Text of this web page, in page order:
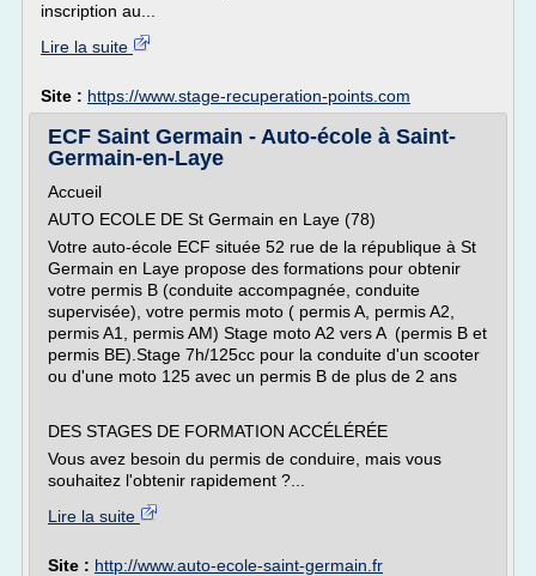
inscription au...
Lire la suite
Site : https://www.stage-recuperation-points.com
ECF Saint Germain - Auto-école à Saint-
Germain-en-Laye
Accueil
AUTO ECOLE DE St Germain en Laye (78)
Votre auto-école ECF située 52 rue de la république à St
Germain en Laye propose des formations pour obtenir
votre permis B (conduite accompagnée, conduite
supervisée), votre permis moto ( permis A, permis A2,
permis A1, permis AM) Stage moto A2 vers A (permis B et
permis BE).Stage 7h/125cc pour la conduite d'un scooter
ou d'une moto 125 avec un permis B de plus de 2 ans
DES STAGES DE FORMATION ACCÉLÉRÉE
Vous avez besoin du permis de conduire, mais vous
souhaitez l'obtenir rapidement ?...
Lire la suite
Site : http://www.auto-ecole-saint-germain.fr